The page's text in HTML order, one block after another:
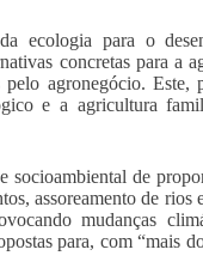
ecologia para o
concretas para a
agronegócio. Este,
e a agricultura
de
assoreamento de rios
mudanças
para, com “mais